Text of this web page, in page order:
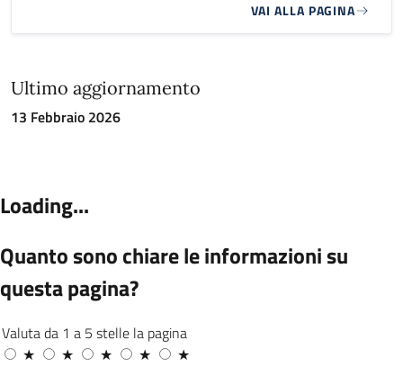
VAI ALLA PAGINA
Ultimo aggiornamento
13 Febbraio 2026